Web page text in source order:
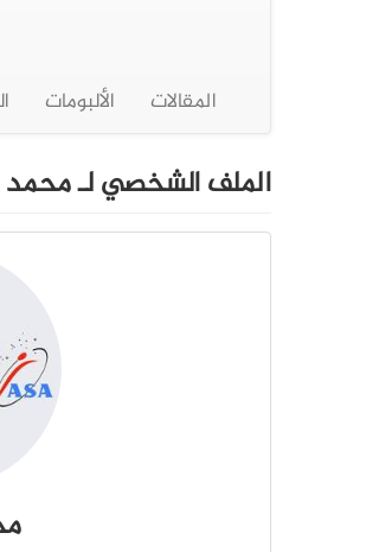
المقالات الألبومات
الملف الشخصي لـ محمد